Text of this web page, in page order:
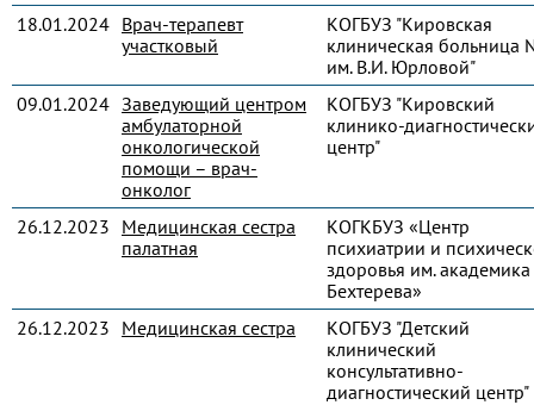
18.01.2024 Врач-терапевт
участковый
КОГБУЗ "Кировская
клиническая больница
им. В.И. Юрловой"
09.01.2024 Заведующий центром
амбулаторной
онкологической
помощи – врач-
онколог
КОГБУЗ "Кировский
клинико-
центр"
26.12.2023 Медицинская сестра
палатная
КОГКБУЗ «Центр
психиатрии и
здоровья им.
Бехтерева»
26.12.2023 Медицинская сестра
КОГБУЗ "Детский
клинический
консультативно-
диагностический центр"